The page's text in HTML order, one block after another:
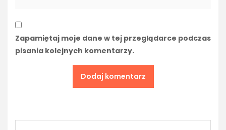
Zapamiętaj moje dane w tej przeglądarce podczas
pisania kolejnych komentarzy.